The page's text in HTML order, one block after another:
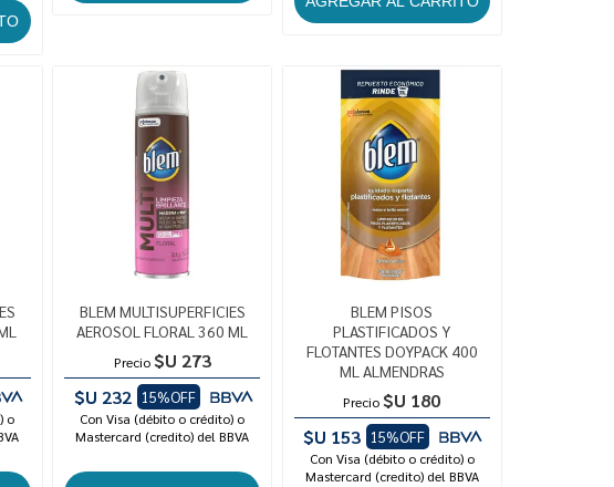
o
BLEM MULTISUPERFICIES
AEROSOL FLORAL 360 ML
Precio $U 273
$U 232
15%OFF
Con Visa (débito o crédito) o
Mastercard (credito) del BBVA
BLEM PISOS
PLASTIFICADOS Y
FLOTANTES DOYPACK 400
ML ALMENDRAS
Precio $U 180
$U 153 15%OFF
Con Visa (débito o crédito) o
Mastercard (credito) del BBVA